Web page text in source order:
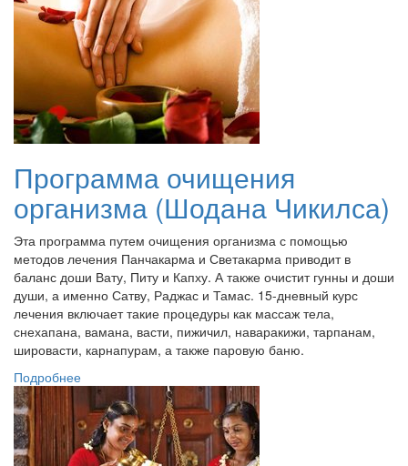
Программа очищения
организма (Шодана Чикилса)
Эта программа путем очищения организма с помощью
методов лечения Панчакарма и Светакарма приводит в
баланс доши Вату, Питу и Капху. А также очистит гунны и доши
души, а именно Сатву, Раджас и Тамас. 15-дневный курс
лечения включает такие процедуры как массаж тела,
снехапана, вамана, васти, пижичил, наваракижи, тарпанам,
шировасти, карнапурам, а также паровую баню.
Подробнее